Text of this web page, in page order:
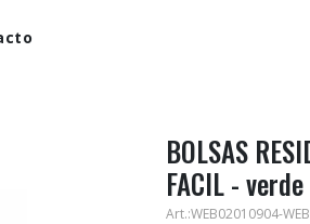
BOLSAS
FACIL - verde
WEB02010904-